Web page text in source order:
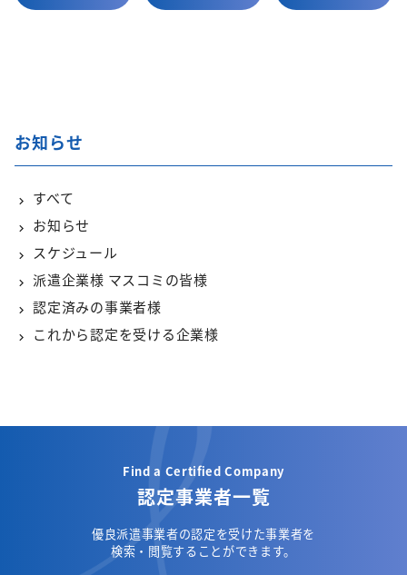
お知らせ
すべて
お知らせ
スケジュール
派遣企業様 マスコミの皆様
認定済みの事業者様
これから認定を受ける企業様
Find a Certified Company
認定事業者一覧
優良派遣事業者の認定を受けた事業者を
検索・閲覧することができます。